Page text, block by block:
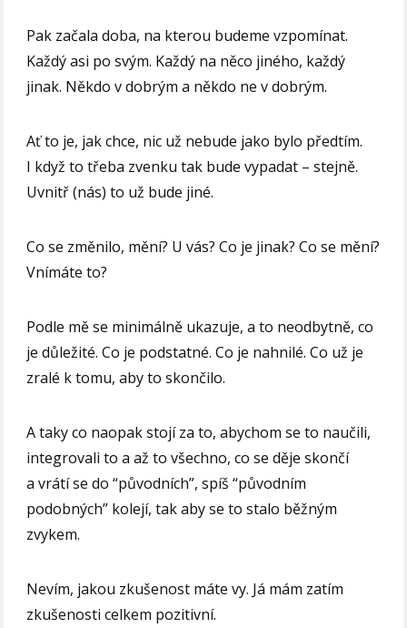
Pak začala doba, na kterou budeme vzpomínat.
Každý asi po svým. Každý na něco jiného, každý
jinak. Někdo v dobrým a někdo ne v dobrým.
Ať to je, jak chce, nic už nebude jako bylo předtím.
I když to třeba zvenku tak bude vypadat – stejně.
Uvnitř (nás) to už bude jiné.
Co se změnilo, mění? U vás? Co je jinak? Co se mění?
Vnímáte to?
Podle mě se minimálně ukazuje, a to neodbytně, co
je důležité. Co je podstatné. Co je nahnilé. Co už je
zralé k tomu, aby to skončilo.
A taky co naopak stojí za to, abychom se to naučili,
integrovali to a až to všechno, co se děje skončí
a vrátí se do “původních”, spíš “původním
podobných” kolejí, tak aby se to stalo běžným
zvykem.
Nevím, jakou zkušenost máte vy. Já mám zatím
zkušenosti celkem pozitivní.